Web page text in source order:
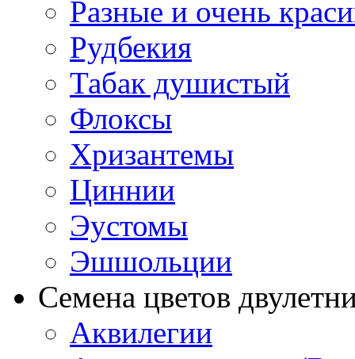
Разные и очень
Рудбекия
Табак душистый
Флоксы
Хризантемы
Циннии
Эустомы
Эшшольции
Семена цветов
Аквилегии